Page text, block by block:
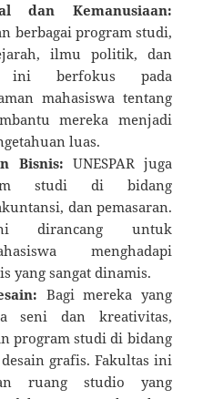
dan Kemanusiaan:
berbagai program studi,
ilmu politik, dan
ini berfokus pada
mahasiswa tentang
mereka menjadi
luas.
Bisnis: UNESPAR juga
studi di bidang
dan pemasaran.
dirancang untuk
menghadapi
yang sangat dinamis.
Bagi mereka yang
seni dan kreativitas,
program studi di bidang
grafis. Fakultas ini
ruang studio yang